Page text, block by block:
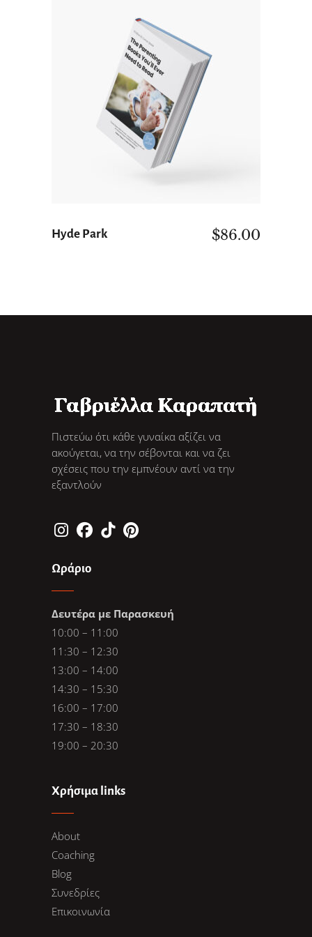
ΠΡΟΣΘΉΚΗ ΣΤΟ ΚΑΛΆΘΙ
Hyde Park $86.00
Πιστεύω ότι κάθε γυναίκα αξίζει να
ακούγεται, να την σέβονται και να ζει
σχέσεις που την εμπνέουν αντί να την
εξαντλούν
Ωράριο
Δευτέρα με Παρασκευή
10:00 – 11:00
11:30 – 12:30
13:00 – 14:00
14:30 – 15:30
16:00 – 17:00
17:30 – 18:30
19:00 – 20:30
Χρήσιμα links
About
Coaching
Blog
Συνεδρίες
Επικοινωνία